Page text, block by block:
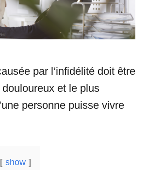
par l’infidélité doit être
douloureux et le plus
personne puisse vivre
show